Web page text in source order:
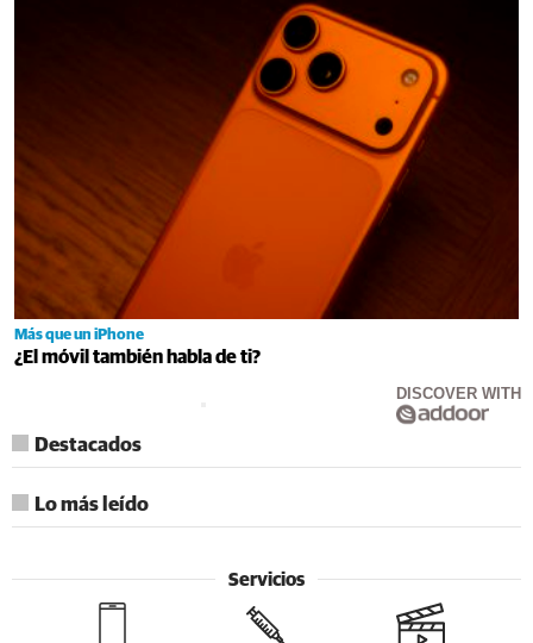
Más que un iPhone
¿El móvil también habla de ti?
DISCOVER WITH
Destacados
Lo más leído
Servicios